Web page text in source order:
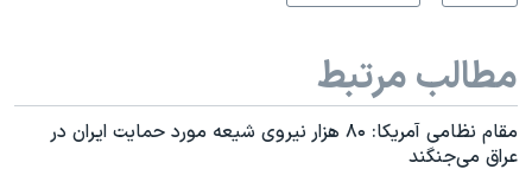
مطالب مرتبط
مقام نظامی آمریکا: ۸۰ هزار نیروی شیعه مورد حمایت ایران در
عراق می‌جنگند